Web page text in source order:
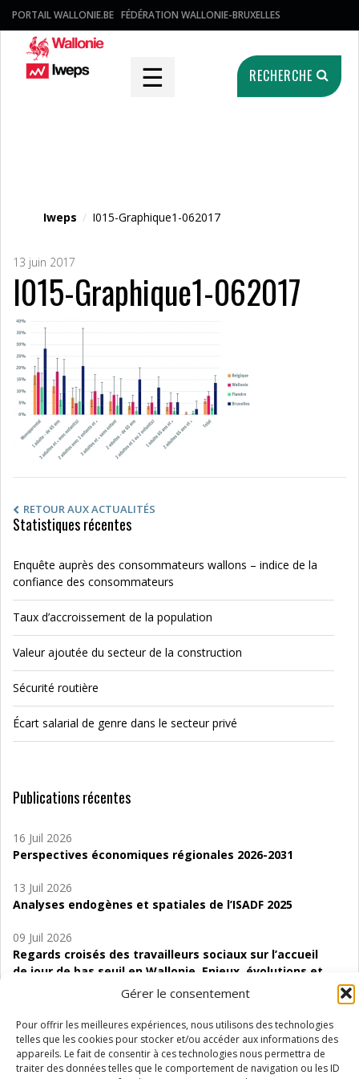
Gérer le consentement
Pour offrir les meilleures expériences, nous utilisons des technologies
telles que les cookies pour stocker et/ou accéder aux informations des
appareils. Le fait de consentir à ces technologies nous permettra de
traiter des données telles que le comportement de navigation ou les ID
PORTAIL WALLONIE.BE FÉDÉRATION WALLONIE-BRUXELLES
☰ RECHERCHE
Iweps / I015-Graphique1-062017
13 juin 2017
I015-Graphique1-062017
RETOUR AUX ACTUALITÉS
Statistiques récentes
Enquête auprès des consommateurs wallons – indice de la
confiance des consommateurs
Taux d’accroissement de la population
Valeur ajoutée du secteur de la construction
Sécurité routière
Écart salarial de genre dans le secteur privé
Publications récentes
16 Juil 2026
Perspectives économiques régionales 2026-2031
13 Juil 2026
Analyses endogènes et spatiales de l’ISADF 2025
09 Juil 2026
Regards croisés des travailleurs sociaux sur l’accueil
de jour de bas seuil en Wallonie. Enjeux, évolutions et
06 Juil 2026
Étude d’évaluabilité des Structures
d’accompagnement à l’autocréation d’emploi (SAACE)